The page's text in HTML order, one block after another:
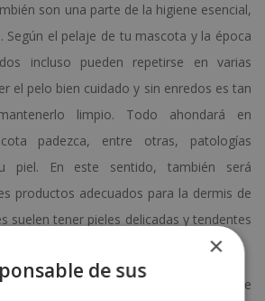
son una parte de la higiene esencial,
Según el pelaje de tu mascota y la época
incluso pueden repetirse en varias
el pelo bien cuidado y sin enredos es tan
limpio. Todo ahondará en
padezca, entre otras, patologías
piel. En este sentido, también será
productos adecuados para la dermis de
suelen tener pieles delicadas y tendentes
cuando la edad avanza.
oídos y de los dientes
cierra este
×
de sus